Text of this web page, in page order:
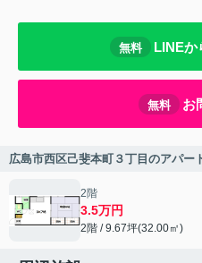
無料 LINEか
無料 お
広島市西区己斐本町３丁目のアパー
2階
3.5万円
2階 / 9.67坪(32.00㎡)